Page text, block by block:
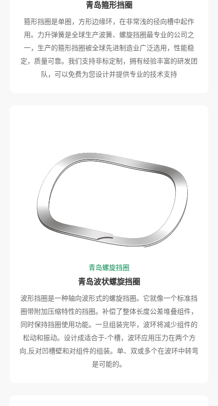
青岛箍形挡圈
箍形挡圈是单圈，方形边缘环，在非常浅的径向槽中起作
用。力升弹簧是全球生产波簧、螺旋挡圈最专业的公司之
一，生产的箍形挡圈被全球先进制造业广泛选用，性能稳
定，质量可靠。我们支持非标定制，拥有经验丰富的研发团
队，可以免费为您设计并提供专业的技术支持
青岛螺旋挡圈
青岛波状螺旋挡圈
波形挡圈是一种轴向波形式的螺旋挡圈。它就像一个标准挡
圈带附加压缩特性的挡圈。补偿了整体长度公差堆叠组件，
同时保持挡圈使用功能。一旦组装完毕，波环将减少组件的
松动和振动。设计成适合于-个槽，波环应用压力在两个方
向,反对凹槽壁和对组件的组装。单、双或多个在波环中转弯
是可能的。